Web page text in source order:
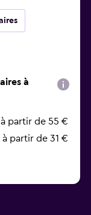
à
à partir de 55 €
à partir de 31 €